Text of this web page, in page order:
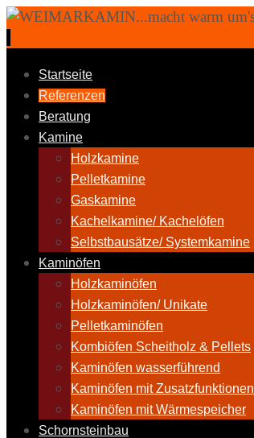
Zum
Inhalt
springen
Startseite
Referenzen
Beratung
Kamine
Holzkamine
Pelletkamine
Gaskamine
Kachelkamine/ Kachelöfen
Selbstbausätze/ Systemkamine
Kaminöfen
Holzkaminöfen
Holzkaminöfen/ Unikate
Pelletkaminöfen
Kombiöfen Scheitholz & Pellets
Kaminöfen wasserführend
Kaminöfen mit Zusatzfunktionen
Kaminöfen mit Wärmespeicher
Schornsteinbau